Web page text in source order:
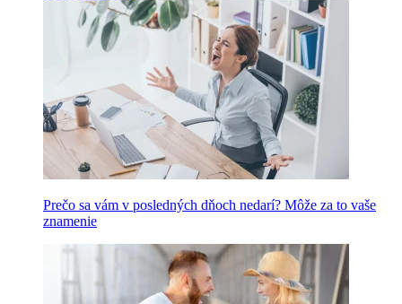
Prečo sa vám v posledných dňoch nedarí? Môže za to vaše
znamenie